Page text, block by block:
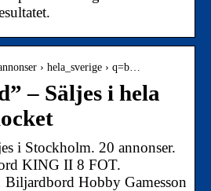
› hela_sverige › q=b…
– Säljes i hela
i Stockholm. 20 annonser.
KING II 8 FOT.
Hobby Gamesson